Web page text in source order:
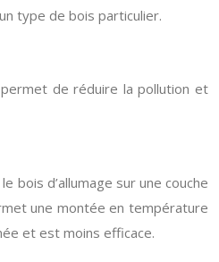
type de bois particulier.
de réduire la pollution et
bois d’allumage sur une couche
une montée en température
et est moins efficace.